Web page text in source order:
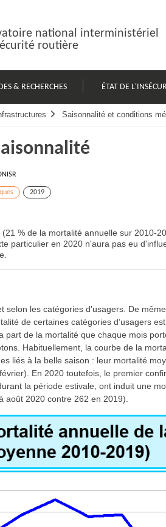
national interministériel
routière
& RECHERCHES ÉTAT DE
Saisonnalité et conditions
2019
% de la mortalité annuelle sur 2010-
particulier en 2020 n'aura pas eu
selon les catégories d'usagers. De
de certaines catégories d’usagers
de la mortalité que chaque mois
Habituellement, la courbe de la
liés à la belle saison : leur mortalité
En 2020 toutefois, le premier
la période estivale, ont induit une
août 2020 contre 262 en 2019).